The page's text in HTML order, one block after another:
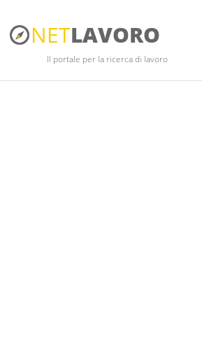
NETLAVORO
Il portale per la ricerca di lavoro